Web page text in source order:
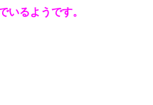
いるようです。